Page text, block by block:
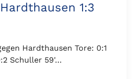
1:3
Hardthausen Tore: 0:1
Schuller 59'…